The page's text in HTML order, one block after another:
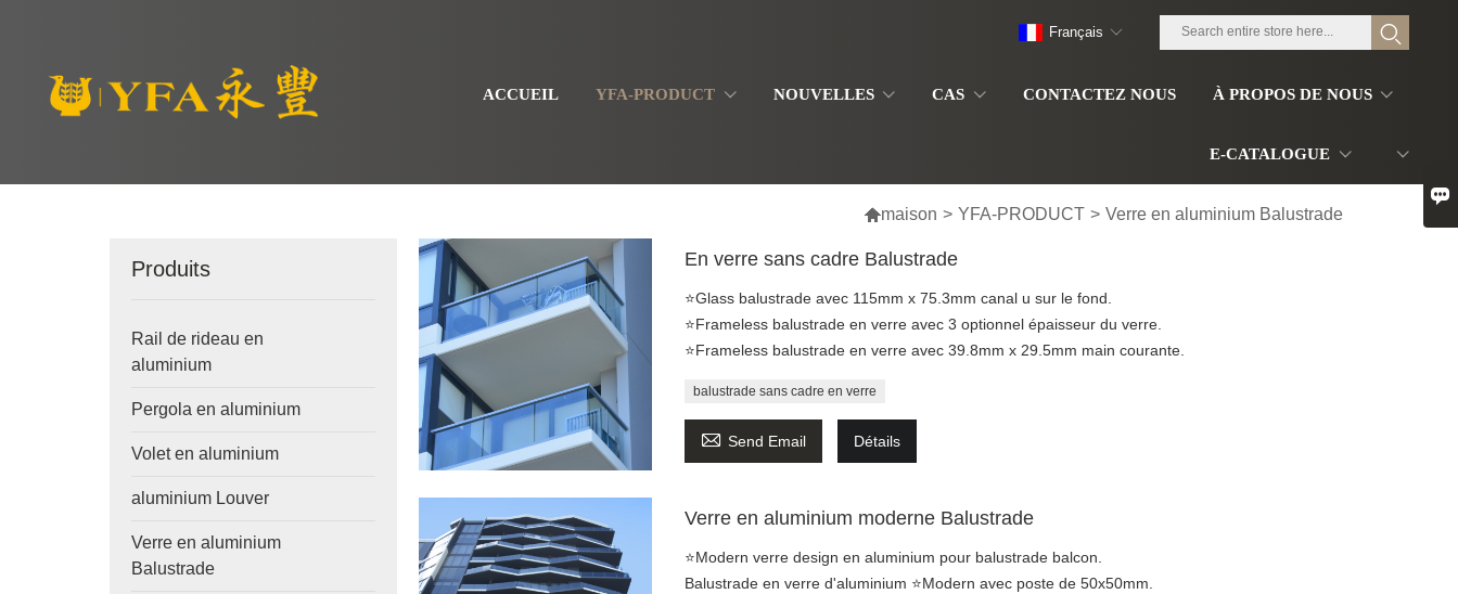
ACCUEIL YFA-PRODUCT NOUVELLES CAS CONTACTEZ NOUS À PROPOS DE NOUS
E-CATALOGUE
Français
maison > YFA-PRODUCT > Verre en aluminium Balustrade
Produits
Rail de rideau en
aluminium
Pergola en aluminium
Volet en aluminium
aluminium Louver
Verre en aluminium
Balustrade
En verre sans cadre Balustrade
⭐Glass balustrade avec 115mm x 75.3mm canal u sur le fond.
⭐Frameless balustrade en verre avec 3 optionnel épaisseur du verre.
⭐Frameless balustrade en verre avec 39.8mm x 29.5mm main courante.
balustrade sans cadre en verre
 Send Email Détails
Verre en aluminium moderne Balustrade
⭐Modern verre design en aluminium pour balustrade balcon.
Balustrade en verre d'aluminium ⭐Modern avec poste de 50x50mm.
